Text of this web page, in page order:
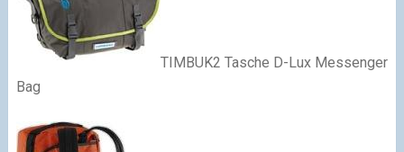
TIMBUK2 Tasche D-Lux Messenger
Bag